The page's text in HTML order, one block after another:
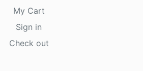
My Cart
Sign in
Check out